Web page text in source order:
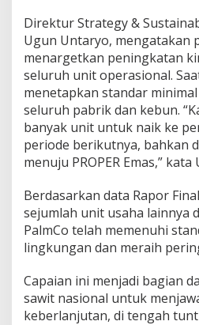
R
H
a
u
Direktur Strategy &
Ugun Untaryo, mengatakan
menargetkan peningkatan
seluruh unit operasional.
menetapkan standar
seluruh pabrik dan kebun.
banyak unit untuk naik ke
periode berikutnya, bahkan
menuju PROPER Emas,” kata
Berdasarkan data Rapor
sejumlah unit usaha lainnya
PalmCo telah memenuhi
lingkungan dan meraih
Capaian ini menjadi bagian
sawit nasional untuk
keberlanjutan, di tengah